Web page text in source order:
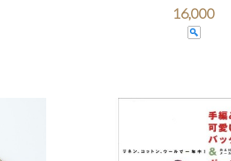
16,000